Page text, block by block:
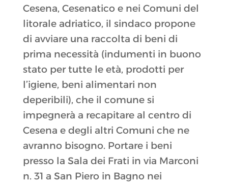
Cesena, Cesenatico e nei Comuni del
litorale adriatico, il sindaco propone
di avviare una raccolta di beni di
prima necessità (indumenti in buono
stato per tutte le età, prodotti per
l’igiene, beni alimentari non
deperibili), che il comune si
impegnerà a recapitare al centro di
Cesena e degli altri Comuni che ne
avranno bisogno. Portare i beni
presso la Sala dei Frati in via Marconi
n. 31 a San Piero in Bagno nei